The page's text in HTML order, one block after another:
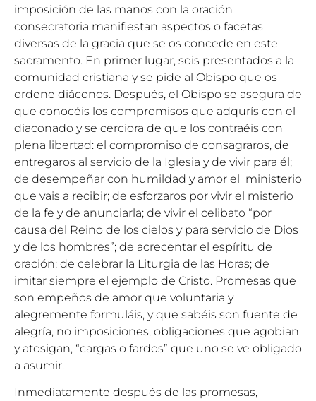
imposición de las manos con la oración
consecratoria manifiestan aspectos o facetas
diversas de la gracia que se os concede en este
sacramento. En primer lugar, sois presentados a la
comunidad cristiana y se pide al Obispo que os
ordene diáconos. Después, el Obispo se asegura de
que conocéis los compromisos que adqurís con el
diaconado y se cerciora de que los contraéis con
plena libertad: el compromiso de consagraros, de
entregaros al servicio de la Iglesia y de vivir para él;
de desempeñar con humildad y amor el ministerio
que vais a recibir; de esforzaros por vivir el misterio
de la fe y de anunciarla; de vivir el celibato “por
causa del Reino de los cielos y para servicio de Dios
y de los hombres”; de acrecentar el espíritu de
oración; de celebrar la Liturgia de las Horas; de
imitar siempre el ejemplo de Cristo. Promesas que
son empeños de amor que voluntaria y
alegremente formuláis, y que sabéis son fuente de
alegría, no imposiciones, obligaciones que agobian
y atosigan, “cargas o fardos” que uno se ve obligado
a asumir.
Inmediatamente después de las promesas,